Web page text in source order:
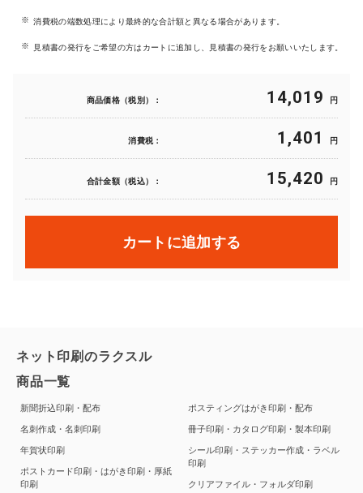
消費税の端数処理により最終的な合計額と異なる場合があります。
見積書の発行をご希望の方はカートに追加し、見積書の発行をお願いいたします。
商品価格（税別）： 14,019 円
消費税： 1,401 円
合計金額（税込）： 15,420 円
カートに追加する
ネット印刷のラクスル
商品一覧
新聞折込印刷・配布
名刺作成・名刺印刷
年賀状印刷
ポストカード印刷・はがき印刷・厚紙
印刷
ポスティングはがき印刷・配布
冊子印刷・カタログ印刷・製本印刷
シール印刷・ステッカー作成・ラベル
印刷
クリアファイル・フォルダ印刷